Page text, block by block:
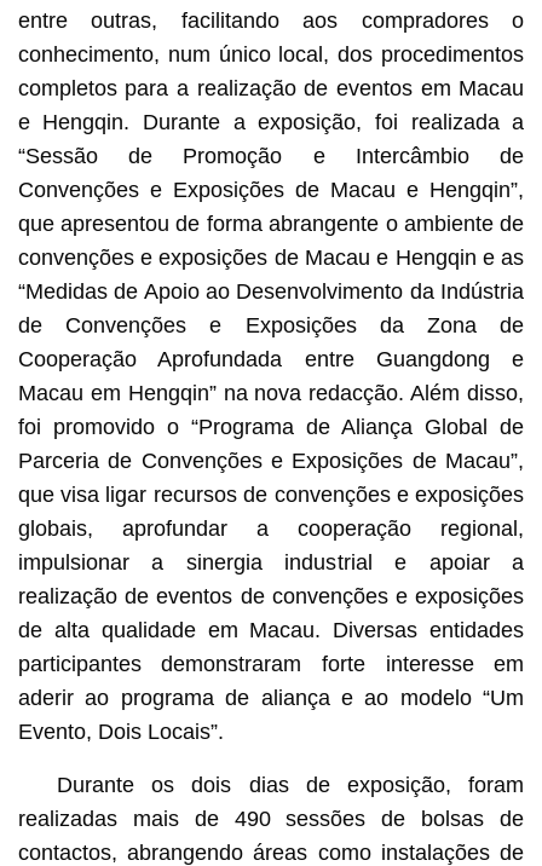
entre outras, facilitando aos compradores o
conhecimento, num único local, dos procedimentos
completos para a realização de eventos em Macau
e Hengqin. Durante a exposição, foi realizada a
“Sessão de Promoção e Intercâmbio de
Convenções e Exposições de Macau e Hengqin”,
que apresentou de forma abrangente o ambiente de
convenções e exposições de Macau e Hengqin e as
“Medidas de Apoio ao Desenvolvimento da Indústria
de Convenções e Exposições da Zona de
Cooperação Aprofundada entre Guangdong e
Macau em Hengqin” na nova redacção. Além disso,
foi promovido o “Programa de Aliança Global de
Parceria de Convenções e Exposições de Macau”,
que visa ligar recursos de convenções e exposições
globais, aprofundar a cooperação regional,
impulsionar a sinergia industrial e apoiar a
realização de eventos de convenções e exposições
de alta qualidade em Macau. Diversas entidades
participantes demonstraram forte interesse em
aderir ao programa de aliança e ao modelo “Um
Evento, Dois Locais”.
Durante os dois dias de exposição, foram
realizadas mais de 490 sessões de bolsas de
contactos, abrangendo áreas como instalações de